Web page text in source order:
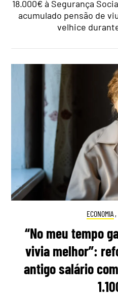
18.000€ à Segurança
acumulado pensão de
velhice
ECONOMIA ,
“No meu tempo
vivia melhor”:
antigo salário